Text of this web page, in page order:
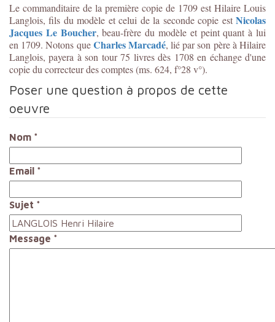
Le commanditaire de la première copie de 1709 est Hilaire Louis
Langlois, fils du modèle et celui de la seconde copie est Nicolas
Jacques Le Boucher, beau-frère du modèle et peint quant à lui
en 1709. Notons queCharles Marcadé, lié par son père à Hilaire
Langlois, payera à son tour 75 livres dès 1708 en échange d'une
copie du correcteur des comptes (ms. 624, f°28 v°).
Poser une question à propos de cette
oeuvre
Nom *
Email *
Sujet *
Message *